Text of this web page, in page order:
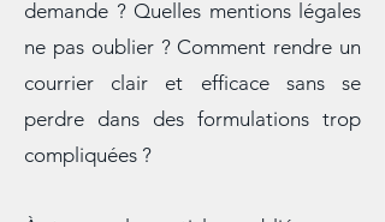
comment formuler correctement une
demande ? Quelles mentions légales
ne pas oublier ? Comment rendre un
courrier clair et efficace sans se
perdre dans des formulations trop